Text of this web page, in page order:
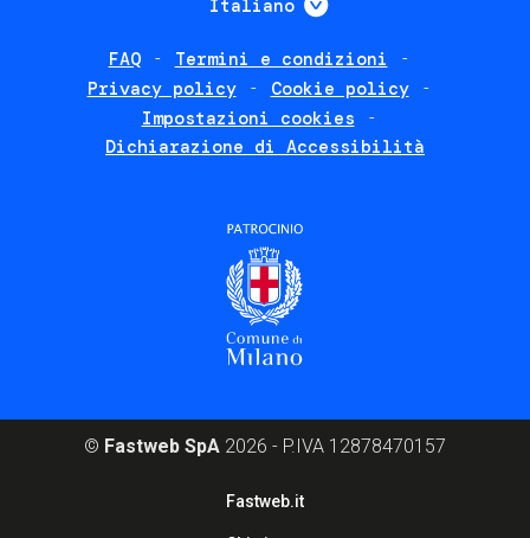
Italiano
FAQ
Termini e condizioni
Privacy policy
Cookie policy
Impostazioni cookies
Dichiarazione di Accessibilità
© Fastweb SpA 2026 - P.IVA 12878470157
Fastweb.it